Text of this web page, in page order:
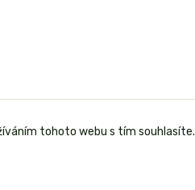
tohoto webu s tím souhlasíte.